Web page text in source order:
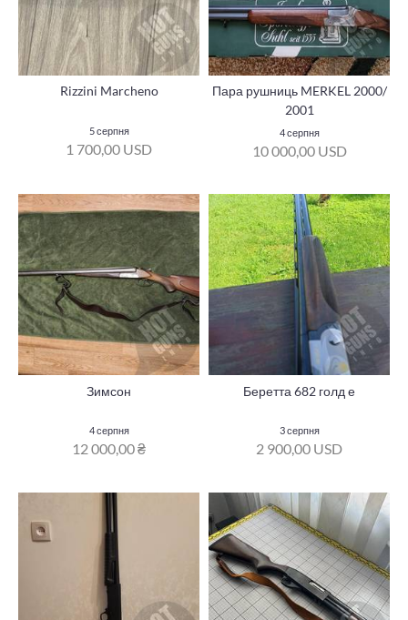
Rizzini Marcheno
5 серпня
1 700,00 USD
Пара рушниць MERKEL 2000/
2001
4 серпня
10 000,00 USD
Зимсон
4 серпня
12 000,00 ₴
Беретта 682 голд е
3 серпня
2 900,00 USD